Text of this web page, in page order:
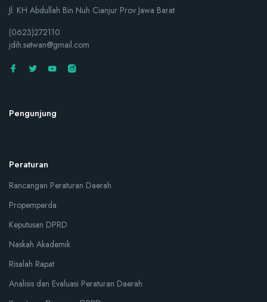
Jl. KH Abdullah Bin Nuh Cianjur Prov Jawa Barat
(0623)272110
jdih.setwan@gmail.com
Pengunjung
Peraturan
Rancangan Peraturan Daerah
Propemperda
Keputusan DPRD
Naskah Akademik
Risalah Rapat
Analisis dan Evaluasi Peraturan Daerah